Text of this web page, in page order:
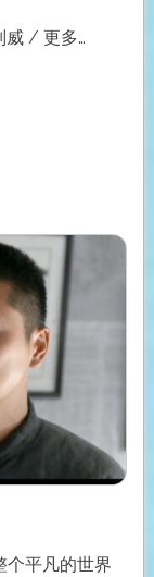
/ 更多…
个平凡的世界